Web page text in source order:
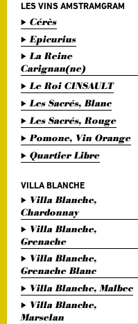
LES VINS AMSTRAMGRAM
Cérès
Epicurius
La Reine
Carignan(ne)
Le Roi CINSAULT
Les Sacrés, Blanc
Les Sacrés, Rouge
Pomone, Vin Orange
Quartier Libre
VILLA BLANCHE
Villa Blanche,
Chardonnay
Villa Blanche,
Grenache
Villa Blanche,
Grenache Blanc
Villa Blanche, Malbec
Villa Blanche,
Marselan